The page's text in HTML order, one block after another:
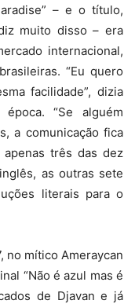
– e o título,
muito disso – era
internacional,
“Eu quero
facilidade”, dizia
“Se alguém
a comunicação fica
apenas três das dez
as outras sete
literais para o
no mítico Ameraycan
“Não é azul mas é
de Djavan e já